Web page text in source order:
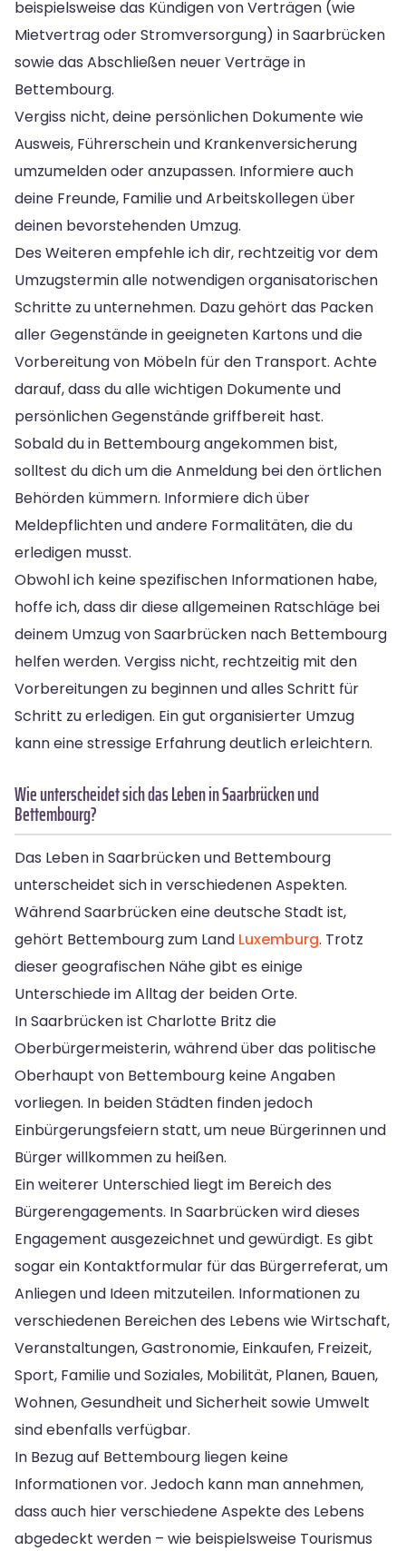
beispielsweise das Kündigen von Verträgen (wie
Mietvertrag oder Stromversorgung) in Saarbrücken
sowie das Abschließen neuer Verträge in
Bettembourg.
Vergiss nicht, deine persönlichen Dokumente wie
Ausweis, Führerschein und Krankenversicherung
umzumelden oder anzupassen. Informiere auch
deine Freunde, Familie und Arbeitskollegen über
deinen bevorstehenden Umzug.
Des Weiteren empfehle ich dir, rechtzeitig vor dem
Umzugstermin alle notwendigen organisatorischen
Schritte zu unternehmen. Dazu gehört das Packen
aller Gegenstände in geeigneten Kartons und die
Vorbereitung von Möbeln für den Transport. Achte
darauf, dass du alle wichtigen Dokumente und
persönlichen Gegenstände griffbereit hast.
Sobald du in Bettembourg angekommen bist,
solltest du dich um die Anmeldung bei den örtlichen
Behörden kümmern. Informiere dich über
Meldepflichten und andere Formalitäten, die du
erledigen musst.
Obwohl ich keine spezifischen Informationen habe,
hoffe ich, dass dir diese allgemeinen Ratschläge bei
deinem Umzug von Saarbrücken nach Bettembourg
helfen werden. Vergiss nicht, rechtzeitig mit den
Vorbereitungen zu beginnen und alles Schritt für
Schritt zu erledigen. Ein gut organisierter Umzug
kann eine stressige Erfahrung deutlich erleichtern.
Wie unterscheidet sich das Leben in Saarbrücken und
Bettembourg?
Das Leben in Saarbrücken und Bettembourg
unterscheidet sich in verschiedenen Aspekten.
Während Saarbrücken eine deutsche Stadt ist,
gehört Bettembourg zum Land Luxemburg. Trotz
dieser geografischen Nähe gibt es einige
Unterschiede im Alltag der beiden Orte.
In Saarbrücken ist Charlotte Britz die
Oberbürgermeisterin, während über das politische
Oberhaupt von Bettembourg keine Angaben
vorliegen. In beiden Städten finden jedoch
Einbürgerungsfeiern statt, um neue Bürgerinnen und
Bürger willkommen zu heißen.
Ein weiterer Unterschied liegt im Bereich des
Bürgerengagements. In Saarbrücken wird dieses
Engagement ausgezeichnet und gewürdigt. Es gibt
sogar ein Kontaktformular für das Bürgerreferat, um
Anliegen und Ideen mitzuteilen. Informationen zu
verschiedenen Bereichen des Lebens wie Wirtschaft,
Veranstaltungen, Gastronomie, Einkaufen, Freizeit,
Sport, Familie und Soziales, Mobilität, Planen, Bauen,
Wohnen, Gesundheit und Sicherheit sowie Umwelt
sind ebenfalls verfügbar.
In Bezug auf Bettembourg liegen keine
Informationen vor. Jedoch kann man annehmen,
dass auch hier verschiedene Aspekte des Lebens
abgedeckt werden – wie beispielsweise Tourismus